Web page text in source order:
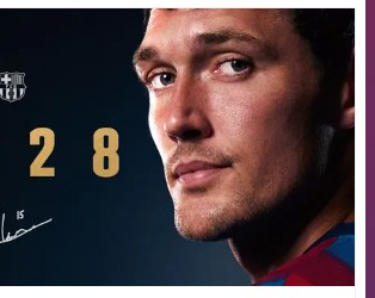
FCB Barcelona badge